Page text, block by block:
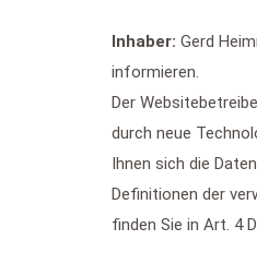
Inhaber: Gerd
informieren.
Der
durch neue
Ihnen sich die
Definitionen der
finden Sie in Art. 4